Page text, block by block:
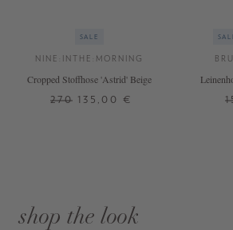
SALE
NINE:INTHE:MORNING
Cropped Stoffhose 'Astrid' Beige
270 135,00 €
shop the look